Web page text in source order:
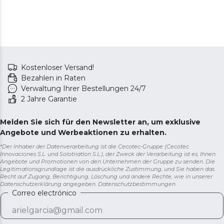
Kostenloser Versand!
Bezahlen in Raten
Verwaltung Ihrer Bestellungen 24/7
2 Jahre Garantie
Melden Sie sich für den Newsletter an, um exklusive
Angebote und Werbeaktionen zu erhalten.
*Der Inhaber der Datenverarbeitung ist die Cecotec-Gruppe (Cecotec
Innovaciones S.L. und Solotriatlon S.L.), der Zweck der Verarbeitung ist es, Ihnen
Angebote und Promotionen von den Unternehmen der Gruppe zu senden. Die
Legitimationsgrundlage ist die ausdrückliche Zustimmung, und Sie haben das
Recht auf Zugang, Berichtigung, Löschung und andere Rechte, wie in unserer
Datenschutzerklärung angegeben. Datenschutzbestimmungen
Correo electrónico